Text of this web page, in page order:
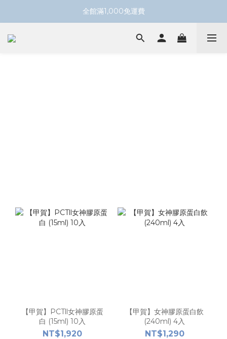
全館滿1,000免運費
【甲賀】PCTll女神膠原蛋
白 (15ml) 10入
NT$1,920
【甲賀】女神膠原蛋白飲
(240ml) 4入
NT$1,290